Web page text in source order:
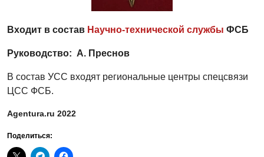
Входит в состав Научно-технической службы ФСБ
Руководство: А. Преснов
В состав УСС входят региональные центры спецсвязи
ЦСС ФСБ.
Agentura.ru 2022
Поделиться: